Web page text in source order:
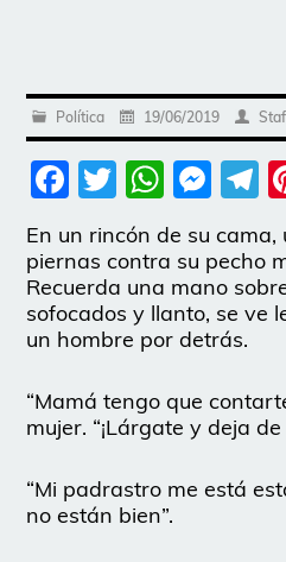
Política 19/06/2019
Facebook
Twitter
En un rincón de su
piernas contra su pecho
Recuerda una mano
sofocados y llanto, se ve
un hombre por detrás.
“Mamá tengo que
mujer. “¡Lárgate y deja
“Mi padrastro me está
no están bien”.